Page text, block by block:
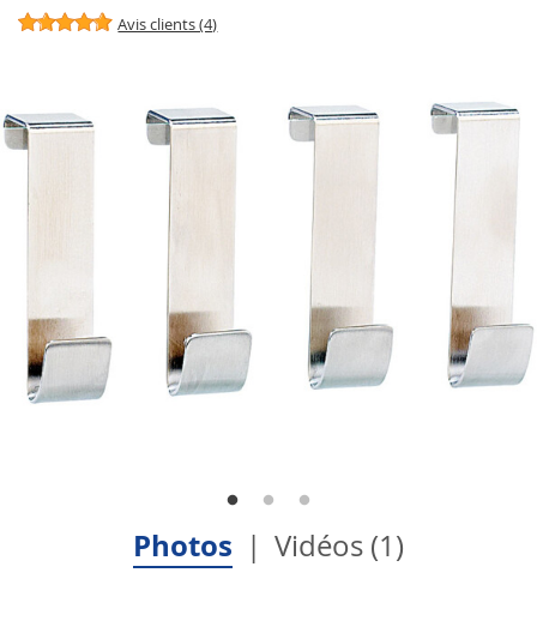
Avis clients (4)
Photos Vidéos (1)